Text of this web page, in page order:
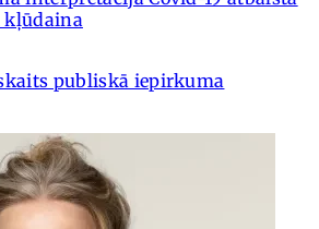
kļūdaina
publiskā iepirkuma